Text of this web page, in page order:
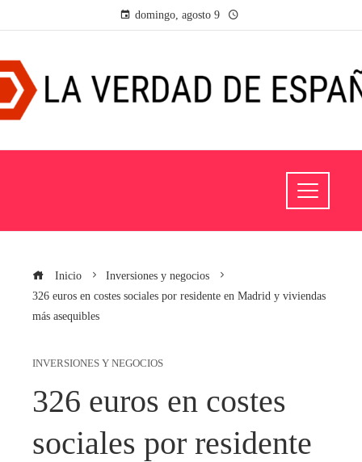
domingo, agosto 9
Inicio
Inversiones y negocios
326 euros en costes sociales por residente en Madrid y viviendas
más asequibles
INVERSIONES Y NEGOCIOS
326 euros en costes
sociales por residente